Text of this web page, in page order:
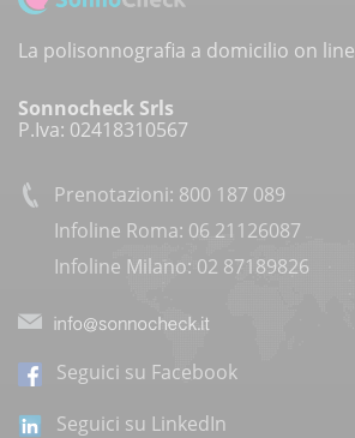
La polisonnografia a domicilio on line
Sonnocheck Srls
P.Iva: 02418310567
Prenotazioni: 800 187 089
Infoline Roma: 06 21126087
Infoline Milano: 02 87189826
Seguici su Facebook
Seguici su LinkedIn